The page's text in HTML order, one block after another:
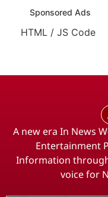
Sponsored Ads
HTML / JS Code
A new era In News
Entertainment
Information
voice for